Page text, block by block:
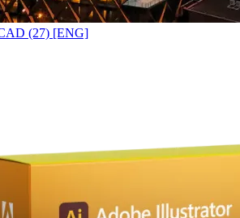
(27) [ENG]